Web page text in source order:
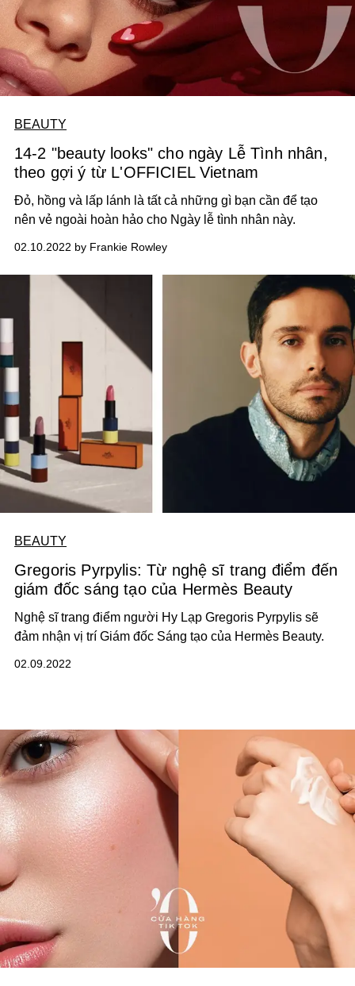
BEAUTY
14-2 "beauty looks" cho ngày Lễ Tình nhân,
theo gợi ý từ L'OFFICIEL Vietnam
Đỏ, hồng và lấp lánh là tất cả những gì bạn cần để tạo
nên vẻ ngoài hoàn hảo cho Ngày lễ tình nhân này.
02.10.2022 by Frankie Rowley
BEAUTY
Gregoris Pyrpylis: Từ nghệ sĩ trang điểm đến
giám đốc sáng tạo của Hermès Beauty
Nghệ sĩ trang điểm người Hy Lạp Gregoris Pyrpylis sẽ
đảm nhận vị trí Giám đốc Sáng tạo của Hermès Beauty.
02.09.2022